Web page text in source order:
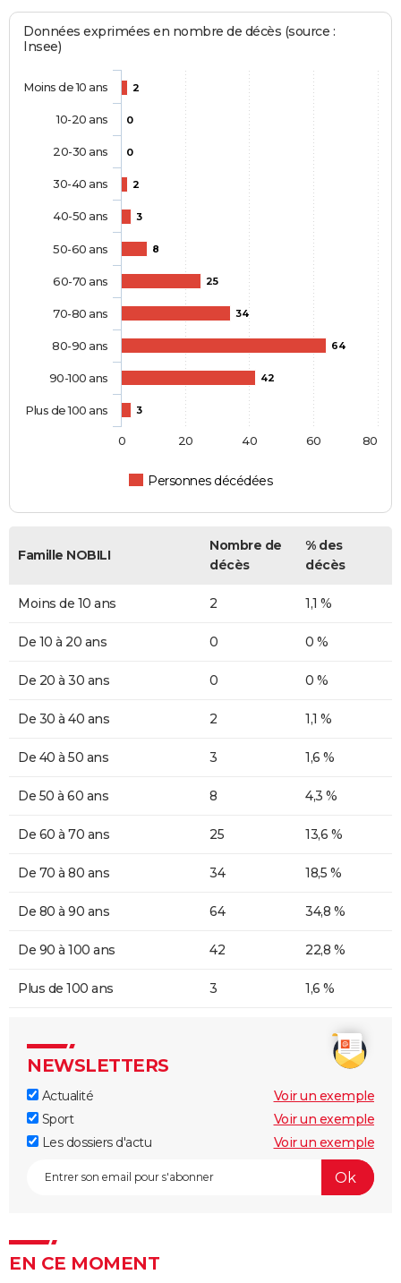
Données exprimées en nombre de décès (source :
Insee)
2
0
0
2
3
8
25
34
64
42
3
Personnes décédées
Moins de 10 ans
10-20 ans
20-30 ans
30-40 ans
40-50 ans
50-60 ans
60-70 ans
70-80 ans
80-90 ans
90-100 ans
Plus de 100 ans
0 20 40 60 80
Famille NOBILI
Nombre de
décès
% des
décès
Moins de 10 ans 2 1,1 %
De 10 à 20 ans 0 0 %
De 20 à 30 ans 0 0 %
De 30 à 40 ans 2 1,1 %
De 40 à 50 ans 3 1,6 %
De 50 à 60 ans 8 4,3 %
De 60 à 70 ans 25 13,6 %
De 70 à 80 ans 34 18,5 %
De 80 à 90 ans 64 34,8 %
De 90 à 100 ans 42 22,8 %
Plus de 100 ans 3 1,6 %
NEWSLETTERS
Actualité
Voir un exemple
Sport
Voir un exemple
Les dossiers d'actu
Voir un exemple
EN CE MOMENT